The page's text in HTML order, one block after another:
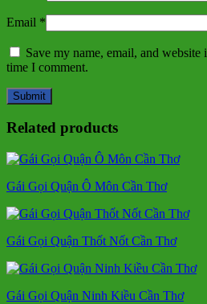
Email *
Save my name, email, and
time I comment.
Related products
Gái Gọi Quận Ô Môn Cần Thơ
Gái Gọi Quận Thốt Nốt Cần Thơ
Gái Gọi Quận Ninh Kiều Cần Thơ